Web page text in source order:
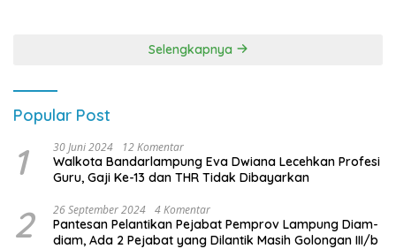
Selengkapnya
Popular Post
1 30 Juni 2024 12 Komentar
Walkota Bandarlampung Eva Dwiana Lecehkan Profesi
Guru, Gaji Ke-13 dan THR Tidak Dibayarkan
2 26 September 2024 4 Komentar
Pantesan Pelantikan Pejabat Pemprov Lampung Diam-
diam, Ada 2 Pejabat yang Dilantik Masih Golongan III/b